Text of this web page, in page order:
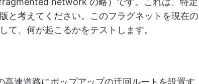
と考えてください。このフラグネットを現在の
て、何が起こるかをテストします。
高速道路にポップアップの迂回ルートを設置す